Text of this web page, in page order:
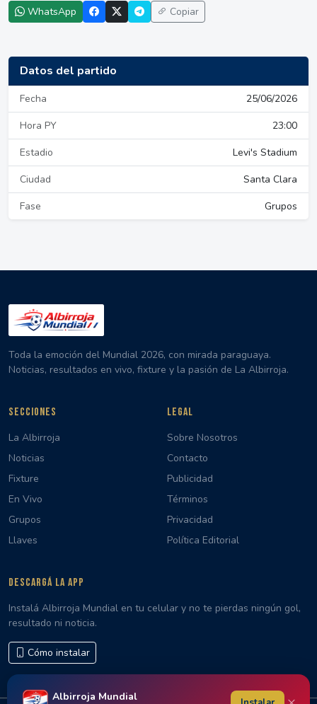
WhatsApp Copiar
Datos del partido
Fecha
25/06/2026
Hora PY
23:00
Estadio
Levi's Stadium
Ciudad
Santa Clara
Fase
Grupos
Toda la emoción del Mundial 2026, con mirada paraguaya.
Noticias, resultados en vivo, fixture y la pasión de La Albirroja.
SECCIONES
La Albirroja
Noticias
Fixture
En Vivo
Grupos
Llaves
LEGAL
Sobre Nosotros
Contacto
Publicidad
Términos
Privacidad
Política Editorial
DESCARGÁ LA APP
Instalá Albirroja Mundial en tu celular y no te pierdas ningún gol,
resultado ni noticia.
Cómo instalar
Albirroja Mundial